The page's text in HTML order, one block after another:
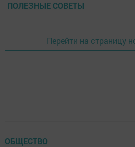
ПОЛЕЗНЫЕ СОВЕТЫ
Перейти на страницу
ОБЩЕСТВО